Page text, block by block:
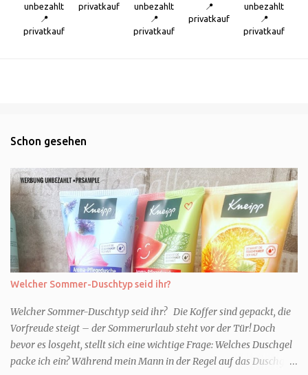
unbezahlt
📍
privatkauf
privatkauf
unbezahlt
📍
privatkauf
📍
privatkauf
unbezahlt
📍
privatkauf
Schon gesehen
Welcher Sommer-Duschtyp seid ihr?
Welcher Sommer-Duschtyp seid ihr? Die Koffer sind gepackt, die
Vorfreude steigt – der Sommerurlaub steht vor der Tür! Doch
bevor es losgeht, stellt sich eine wichtige Frage: Welches Duschgel
packe ich ein? Während mein Mann in der Regel auf das Duschgel